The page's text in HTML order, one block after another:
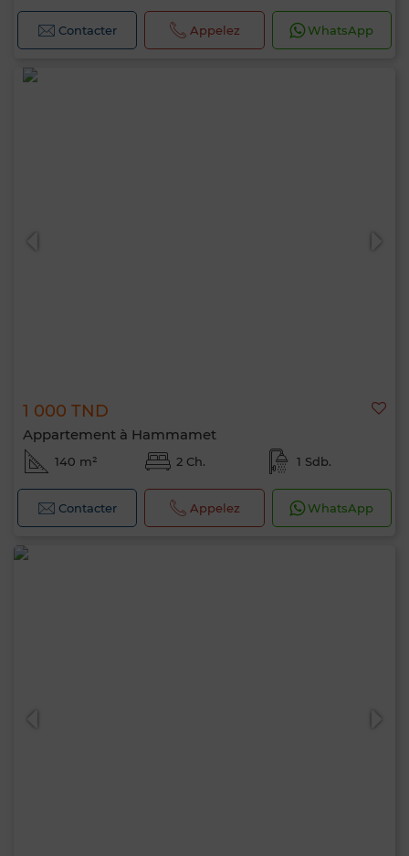
Contacter Appelez WhatsApp
1 000 TND
Appartement à Hammamet
140 m² 2 Ch. 1 Sdb.
Contacter Appelez WhatsApp